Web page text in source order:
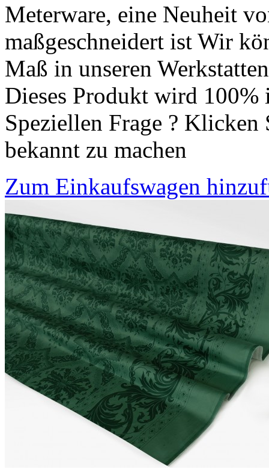
Meterware, eine Neuheit
maßgeschneidert ist Wir
Maß in unseren
Dieses Produkt wird
Speziellen Frage ?
bekannt zu machen
Zum Einkaufswagen